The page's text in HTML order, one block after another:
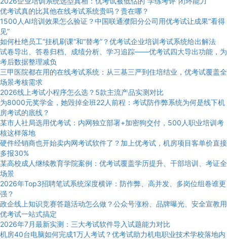
优考试真的比其他在线考试系统贵吗？贵在哪？
1500人AI培训效果怎么验证？中国联通濮阳分公司用优考试让成果“看得
见”
如何杜绝员工“挂机刷课”和“替考”？优考试企业培训考试系统给出解法
试卷导出、答卷归档、成绩分析、学习追踪——优考试四大导出功能，为
考后数据整理减负
三甲医院都在用的在线考试系统：从三基三严到住培结业，优考试覆盖全
场景考核需求
2026线上考试小程序怎么选？5款主流产品实测对比
为8000元奖学金，她毁掉全班22人前程：考试防作弊系统为何是线下机
房考试的底线？
某市人社局选用优考试：内网独立部署+加密狗交付，500人职业培训考
核这样落地
硬件经销商也开始卖内网考试软件了？加上优考试，机房项目客单价直接
多报30%
某高校成人继续教育学院案例：优考试覆盖学历提升、干部培训、考证全
场景
2026年Top3招聘笔试系统深度横评：防作弊、高并发、多岗位组卷谁更
强？
政企线上知识竞赛答题活动怎么做？公众号涨粉、品牌曝光、安全宣教用
优考试一站式搞定
2026年7月最新实测：三大考试软件导入试题能力对比
机房40台电脑如何完成1万人考试？优考试助力机电职业技术学校落地内